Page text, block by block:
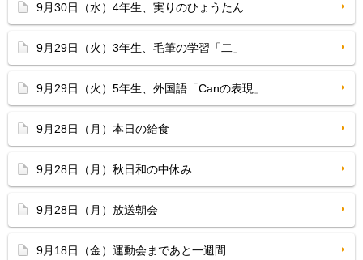
9月30日（水）4年生、実りのひょうたん
9月29日（火）3年生、毛筆の学習「二」
9月29日（火）5年生、外国語「Canの表現」
9月28日（月）本日の給食
9月28日（月）秋日和の中休み
9月28日（月）放送朝会
9月18日（金）運動会まであと一週間